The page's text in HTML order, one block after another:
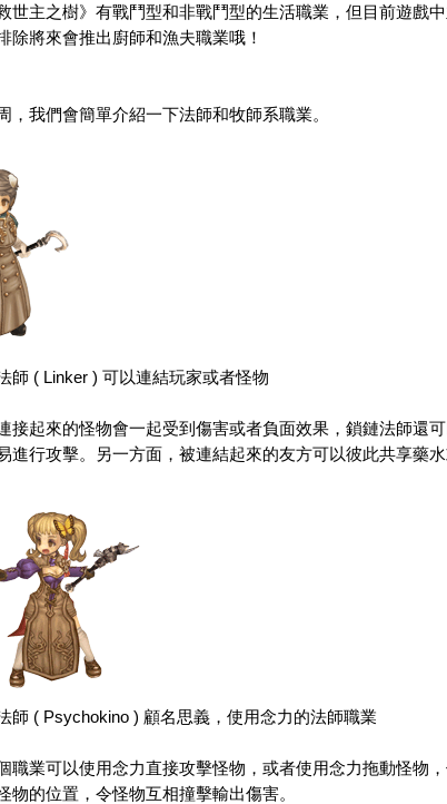
世主之樹》 有戰鬥型和非戰鬥型的生活職業，但目前遊戲
除將來會推出廚師和漁夫職業哦！
們會簡單介紹一下法師和牧師系職業。
師 ( Linker ) 可以連結玩家或者怪物
來的怪物會一起受到傷害或者負面效果，鎖鏈法師還
進行攻擊。另一方面，被連結起來的友方可以彼此共享藥
師 ( Psychokino ) 顧名思義，使用念力的法師職業
可以使用念力直接攻擊怪物，或者使用念力拖動怪物，
物的位置，令怪物互相撞擊輸出傷害。